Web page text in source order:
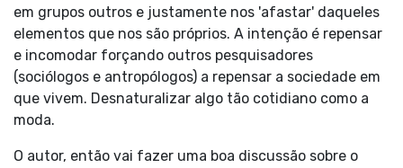
em grupos outros e justamente nos 'afastar' daqueles
elementos que nos são próprios. A intenção é repensar
e incomodar forçando outros pesquisadores
(sociólogos e antropólogos) a repensar a sociedade em
que vivem. Desnaturalizar algo tão cotidiano como a
moda.
O autor, então vai fazer uma boa discussão sobre o